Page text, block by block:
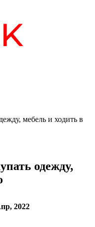
мебель и ходить в
одежду,
2022